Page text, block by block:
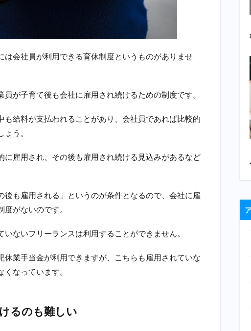
は会社員が利用できる育休制度というものがありませ
が子育て後も会社に雇用され続けるための制度です。
給料が支払われることがあり、会社員であれば比較的
う。
に雇用され、その後も雇用され続ける見込みがあるなど
後も雇用される」というのが条件となるので、会社に雇
がないのです。
ないフリーランスは利用することができません。
休業手当金が利用できますが、こちらも雇用されていな
なっています。
るのも難しい